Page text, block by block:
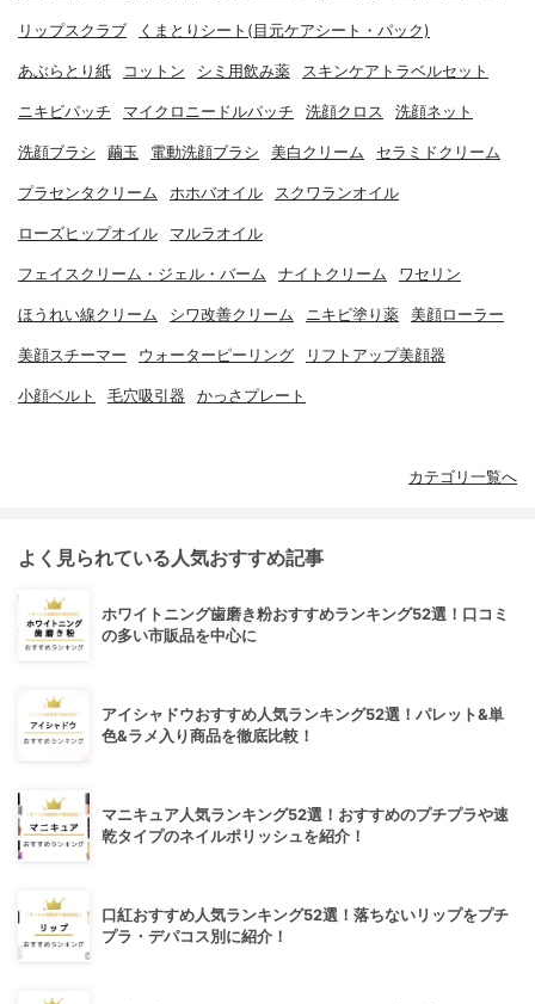
リップスクラブ くまとりシート(目元ケアシート・パック)
あぶらとり紙 コットン シミ用飲み薬 スキンケアトラベルセット
ニキビパッチ マイクロニードルパッチ 洗顔クロス 洗顔ネット
洗顔ブラシ 繭玉 電動洗顔ブラシ 美白クリーム セラミドクリーム
プラセンタクリーム ホホバオイル スクワランオイル
ローズヒップオイル マルラオイル
フェイスクリーム・ジェル・バーム ナイトクリーム ワセリン
ほうれい線クリーム シワ改善クリーム ニキビ塗り薬 美顔ローラー
美顔スチーマー ウォーターピーリング リフトアップ美顔器
小顔ベルト 毛穴吸引器 かっさプレート
カテゴリ一覧へ
よく見られている人気おすすめ記事
ホワイトニング歯磨き粉おすすめランキング52選！口コミ
の多い市販品を中心に
アイシャドウおすすめ人気ランキング52選！パレット&単
色&ラメ入り商品を徹底比較！
マニキュア人気ランキング52選！おすすめのプチプラや速
乾タイプのネイルポリッシュを紹介！
口紅おすすめ人気ランキング52選！落ちないリップをプチ
プラ・デパコス別に紹介！